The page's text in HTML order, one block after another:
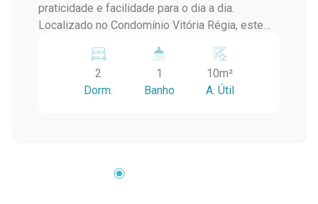
praticidade e facilidade para o dia a dia.
Localizado no Condomínio Vitória Régia, este
distribuição dos espaços e uma localização
estratégica, sendo uma excelente opção para
famílias que desejam viver próximas aos
proporcionando fácil acesso a mercados,
2
Dorm.
1
Banho
10m²
A. Útil